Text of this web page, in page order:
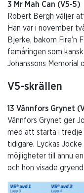
3 Mr Mah Can (V5-5)
Robert Bergh väljer
Han var i november
Bjerke, bakom Fire’n
femåringen som
Johanssons Memorial
V5-skrällen
13 Vännfors Grynet
Vännfors Grynet ger
med att starta i tredje
tidigare. Lyckas
möjligheter till ännu
och hon visade